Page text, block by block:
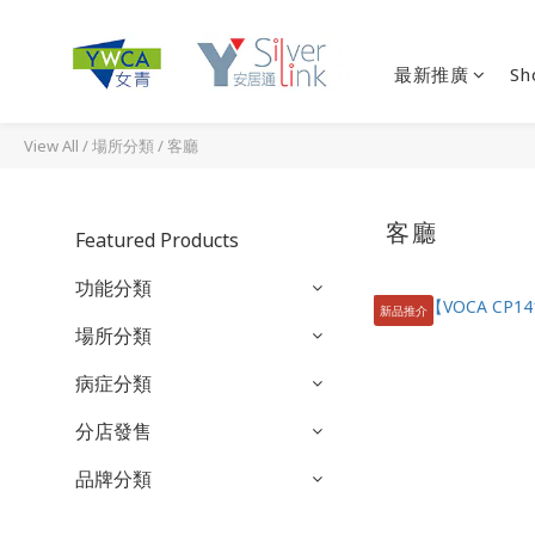
最新推廣
View All /場所分類/客廳
Featured Products
功能分類
場所分類
病症分類
分店發售
品牌分類
客廳
新品推介